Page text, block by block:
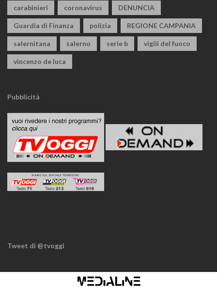
carabinieri coronavirus DENUNCIA
Guardia di Finanza polizia REGIONE CAMPANIA
salernitana salerno serie b vigili del fuoco
vincenzo de luca
Pubblicità
Tweet di @tvoggi